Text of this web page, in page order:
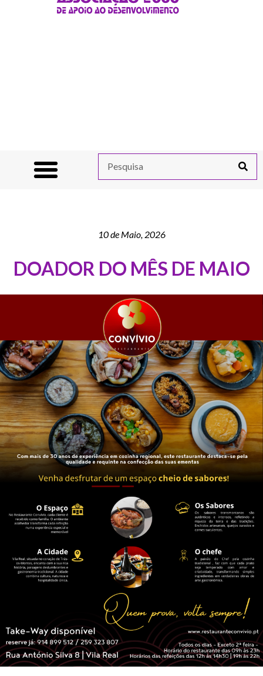
10 de Maio, 2026
DOADOR DO MÊS DE MAIO